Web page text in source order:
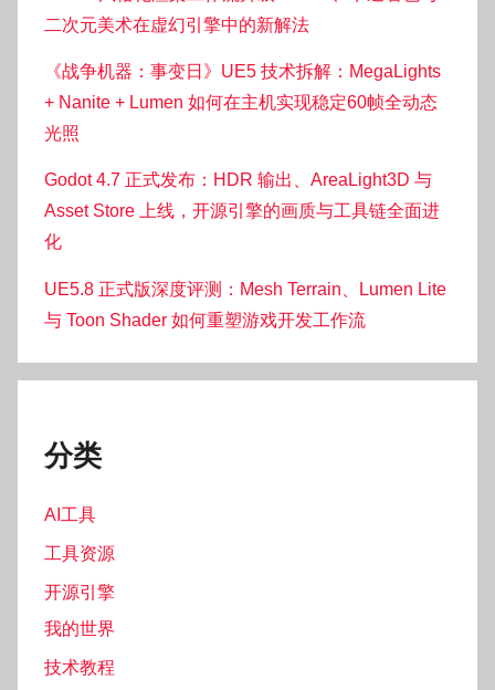
二次元美术在虚幻引擎中的新解法
《战争机器：事变日》UE5 技术拆解：MegaLights
+ Nanite + Lumen 如何在主机实现稳定60帧全动态
光照
Godot 4.7 正式发布：HDR 输出、AreaLight3D 与
Asset Store 上线，开源引擎的画质与工具链全面进
化
UE5.8 正式版深度评测：Mesh Terrain、Lumen Lite
与 Toon Shader 如何重塑游戏开发工作流
分类
AI工具
工具资源
开源引擎
我的世界
技术教程